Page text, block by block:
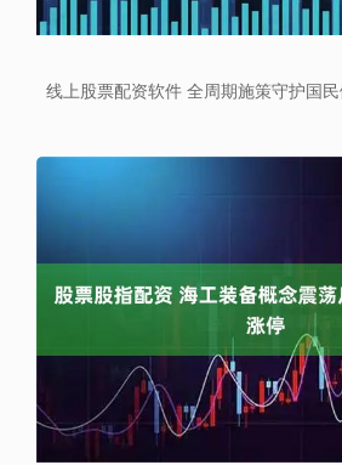
线上股票配资软件 全周期施策守护国